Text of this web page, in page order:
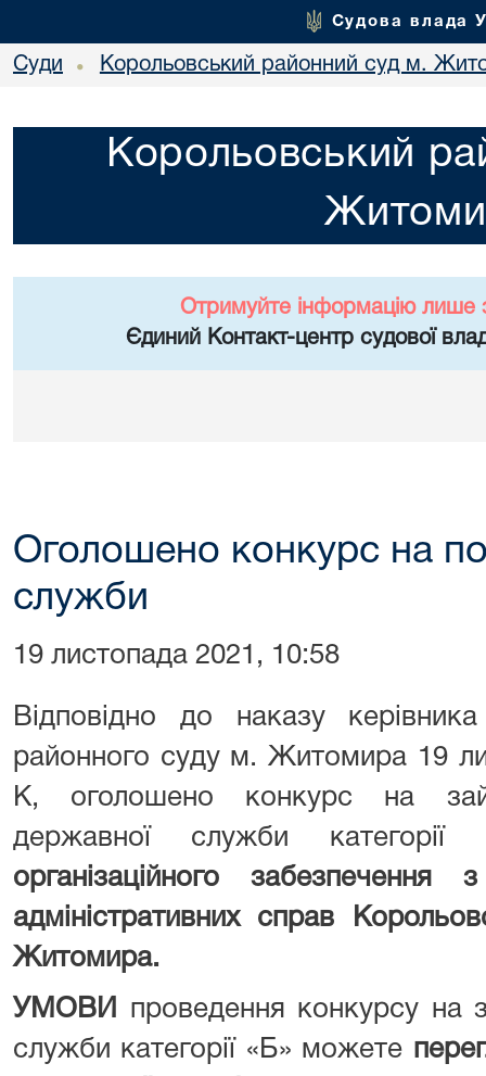
Судова влада
Суди • Корольовський районний суд м.
Корольовський
Отримуйте інформацію лише
Єдиний Контакт-центр судової
Оголошено конкурс на
служби
19 листопада 2021, 10:58
Відповідно до наказу
районного суду м. Житомира 19
К, оголошено конкурс на
державної служби
організаційного
адміністративних справ
Житомира.
УМОВИ
проведення конкурсу на
служби категорії «Б» можете